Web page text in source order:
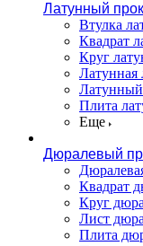
Латунный
Втулка
Квадрат
Круг
Латунная
Плита
Еще
Дюралевый
Квадрат
Круг
Лист
Плита